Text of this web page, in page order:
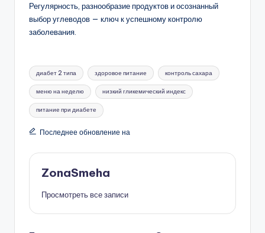
Регулярность, разнообразие продуктов и осознанный
выбор углеводов — ключ к успешному контролю
заболевания.
Метки:
диабет 2 типа здоровое питание контроль сахара
меню на неделю низкий гликемический индекс
питание при диабете
Последнее обновление на
ZonaSmeha
Просмотреть все записи